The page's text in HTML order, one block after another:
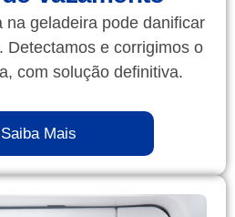
na geladeira pode danificar
Detectamos e corrigimos o
com solução definitiva.
Saiba Mais